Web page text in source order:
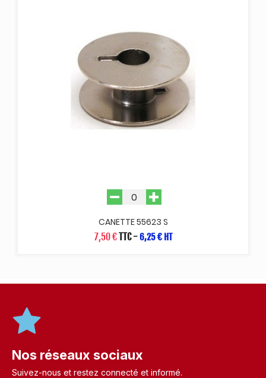
CANETTE 55623 S
7,50 €TTC-6,25 € HT
Nos réseaux sociaux
Suivez-nous et restez connecté et informé.​